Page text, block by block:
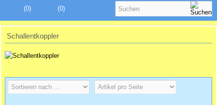
(0)
(0)
Schallentkoppler